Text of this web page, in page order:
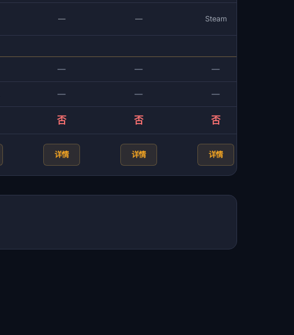
— — Steam
— — —
— — —
否 否 否
详情 详情 详情